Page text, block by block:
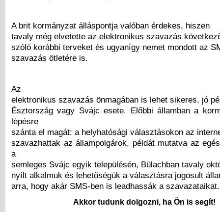
A brit kormányzat álláspontja valóban érdekes, hiszen
tavaly még elvetette az elektronikus szavazás
szóló korábbi terveket és ugyanígy nemet mondott az
szavazás ötletére is.
Az
elektronikus szavazás önmagában is lehet sikeres, jó
Észtország vagy Svájc esete. Előbbi államban a
lépésre
szánta el magát: a helyhatósági választásokon az
szavazhattak az állampolgárok, példát mutatva az
a
semleges Svájc egyik településén, Bülachban tavaly
nyílt alkalmuk és lehetőségük a választásra jogosult
arra, hogy akár SMS-ben is leadhassák a szavazataikat.
Akkor tudunk dolgozni, ha Ön is segít!